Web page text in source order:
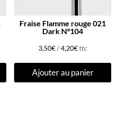
Fraise Flamme rouge 021
Dark N°104
3,50€/4,20€ttc
Ajouter au panier